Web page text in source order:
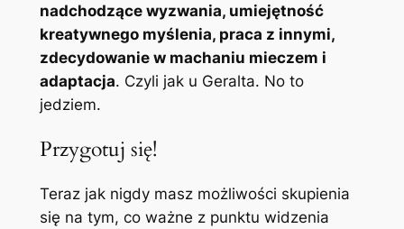
nadchodzące wyzwania, umiejętność
kreatywnego myślenia, praca z innymi,
zdecydowanie w machaniu mieczem i
adaptacja. Czyli jak u Geralta. No to
jedziem.
Przygotuj się!
Teraz jak nigdy masz możliwości skupienia
się na tym, co ważne z punktu widzenia